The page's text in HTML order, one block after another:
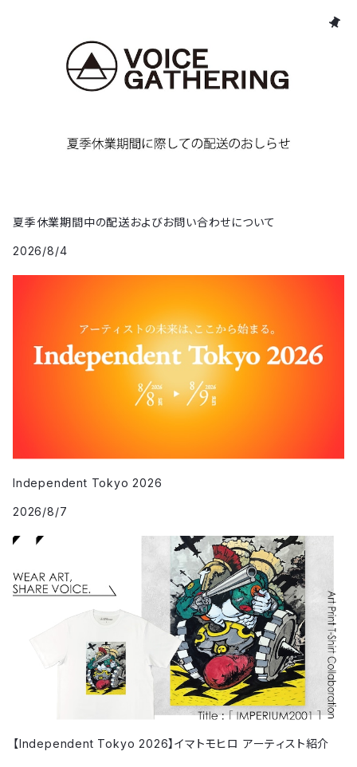
夏季休業期間中の配送およびお問い合わせについて
2026/8/4
Independent Tokyo 2026
2026/8/7
【Independent Tokyo 2026】イマトモヒロ アーティスト紹介